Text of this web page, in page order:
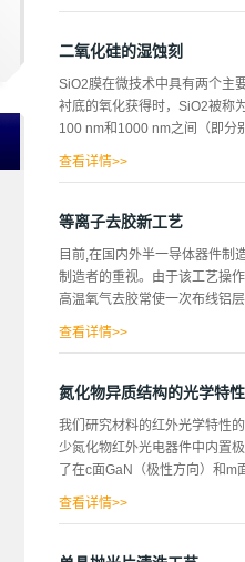
清洗剂的主要用...
过程。干法刻蚀（等离子刻蚀
须被蚀刻剂化学物质覆盖。此
非常高。干蚀刻的一些优点是
法蚀刻的一个例子是等离子体
在任何方向上反应并且可以从
有用，因为不会去...
二氧化硅的湿蚀刻
SiO2膜在微技术中具有两个主
衬底的氧化获得时，SiO2被称
100 nm和1000 nm之间（即分
中。如果氧化物用作硅加工的
向异性蚀刻，通常在KOH（氢
光进行，抗蚀剂对此不敏感。
蚀剂，因为未经稀释的KOH会
（HF）。如果直接使用，则这
查看详情>>
等离子去胶新工艺
目前,在国内外半一导体器件制
制造者的重视。由于该工艺操
高温氧气去胶常使一次布线铝
的欧姆接触,提高了多层布线的
如氢弹的爆炸,火花放电及太阳
等离子体去胶工艺使用的是低
子在电场力作用下,向正电极运
种高能量的自由电子撞击气体
数...
查看详情>>
氮化物异质结构的光学特性
我们研究材料的红外光学特性
少氮化物红外光电器件中内置
了在c面GaN（极性方向）和
器件建模外，非极性GaN上结
查看详情>>